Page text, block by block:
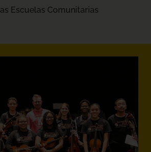
Escuelas Comunitarias